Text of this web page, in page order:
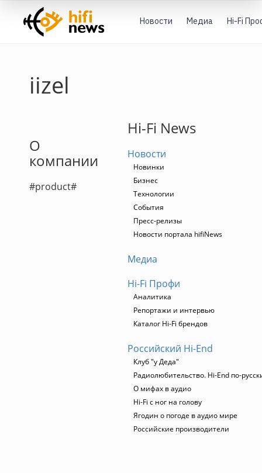
Новости Медиа Hi-Fi
iizel
О
компании
#product#
Hi-Fi News
Новости
Новинки
Бизнес
Технологии
События
Пресс-релизы
Новости портала hifiNews
Медиа
Hi-Fi Профи
Аналитика
Репортажи и интервью
Каталог Hi-Fi брендов
Российский Hi-End
Клуб "у Деда"
Радиолюбительство. Hi-End по-
О мифах в аудио
Hi-Fi с ног на голову
Ягодин о погоде в аудио мире
Российские производители